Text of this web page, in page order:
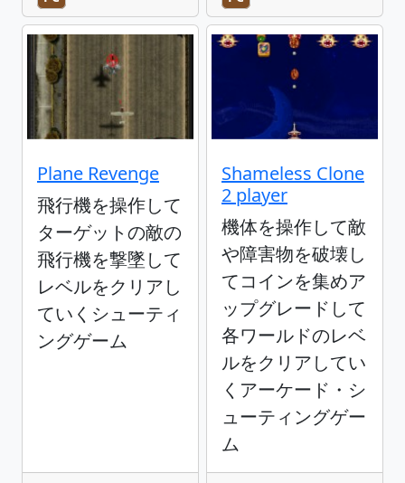
Plane Revenge
飛行機を操作して
ターゲットの敵の
飛行機を撃墜して
レベルをクリアし
ていくシューティ
ングゲーム
Shameless Clone
2 player
機体を操作して敵
や障害物を破壊し
てコインを集めア
ップグレードして
各ワールドのレベ
ルをクリアしてい
くアーケード・シ
ューティングゲー
ム